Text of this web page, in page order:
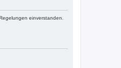
einverstanden.